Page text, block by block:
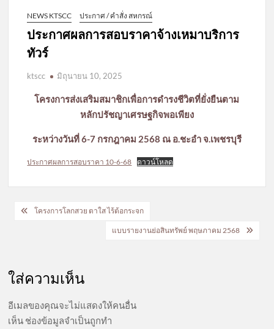
NEWS KTSCC ประกาศ / คำสั่ง สหกรณ์
ประกาศผลการสอบราคาจ้างเหมาบริการ
ทัวร์
ktscc มิถุนายน 10, 2025
โครงการส่งเสริมสมาชิกเพื่อการดำรงชีวิตที่ยั่งยืนตาม
หลักปรัชญาเศรษฐกิจพอเพียง
ระหว่างวันที่ 6-7 กรกฎาคม 2568 ณ อ.ชะอำ จ.เพชรบุรี
ประกาศผลการสอบราคา 10-6-68 ดาวน์โหลด
แนะแนว
โครงการโลกสวย ตาใส ไร้ต้อกระจก
แบบรายงานย่อสินทรัพย์ พฤษภาคม 2568
ใส่ความเห็น
อีเมลของคุณจะไม่แสดงให้คนอื่น
เห็น ช่องข้อมูลจำเป็นถูกทำ